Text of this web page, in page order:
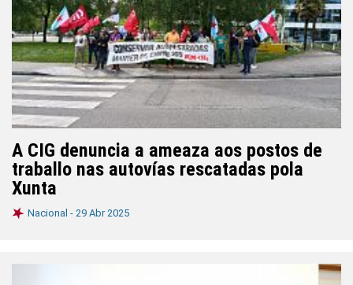
A CIG denuncia a ameaza aos postos de
traballo nas autovías rescatadas pola
Xunta
Nacional - 29 Abr 2025